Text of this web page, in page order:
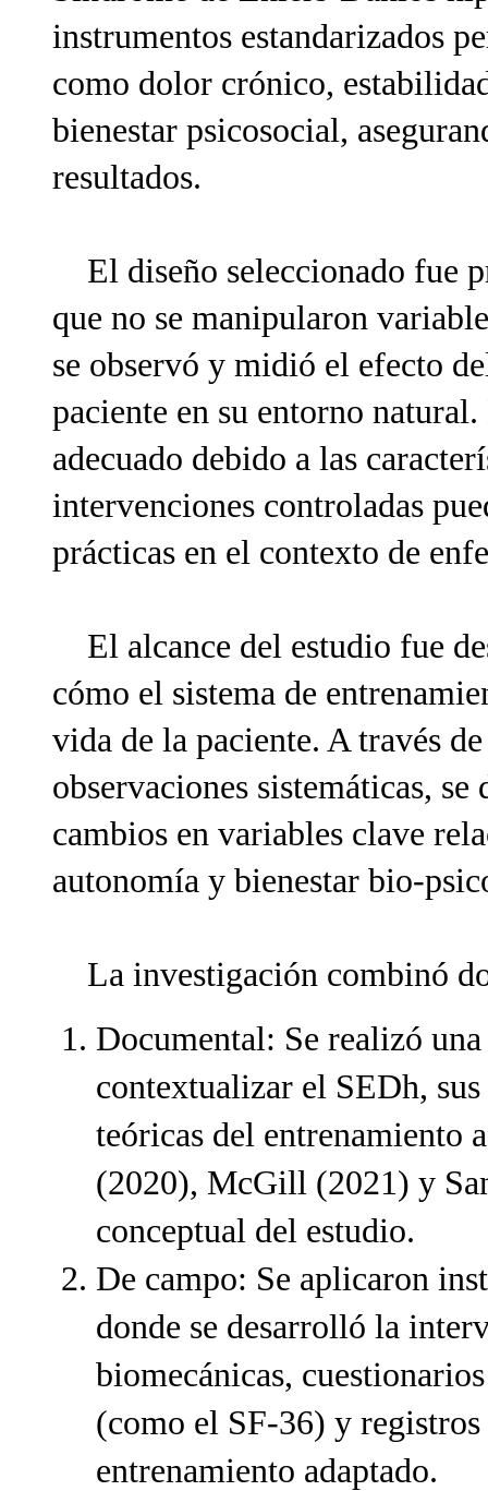
instrumentos estandarizados
como dolor crónico,
bienestar psicosocial,
resultados.
El diseño seleccionado fue
que no se manipularon
se observó y midió el efecto
paciente en su entorno
adecuado debido a las
intervenciones controladas
prácticas en el contexto de
El alcance del estudio fue
cómo el sistema de
vida de la paciente. A través
observaciones sistemáticas,
cambios en variables clave
autonomía y bienestar bio-
La investigación combinó
Documental: Se realizó
contextualizar el SEDh,
teóricas del entrenamiento
(2020), McGill (2021) y
conceptual del estudio.
De campo: Se aplicaron
donde se desarrolló la
biomecánicas,
(como el SF-36) y
entrenamiento adaptado.